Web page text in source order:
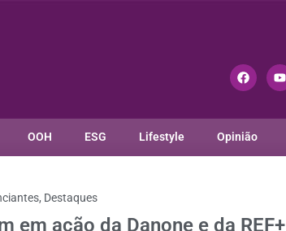
OOH ESG Lifestyle Opinião
, Destaques
em ação da Danone e da REF+